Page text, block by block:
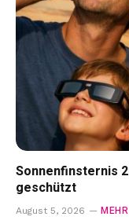
Sonnenfinsternis
geschützt
August 5, 2026